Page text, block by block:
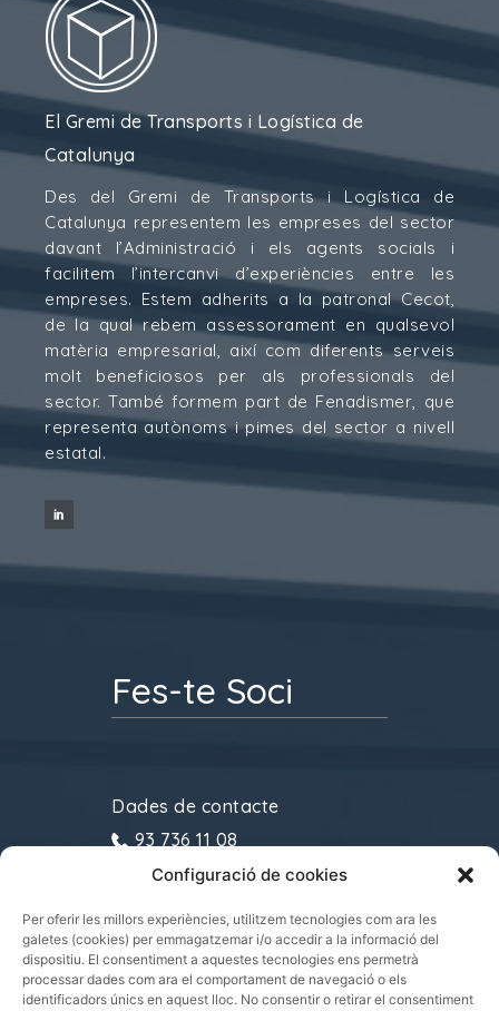
Configuració de cookies
Per oferir les millors experiències, utilitzem tecnologies com ara les
galetes (cookies) per emmagatzemar i/o accedir a la informació del
dispositiu. El consentiment a aquestes tecnologies ens permetrà
processar dades com ara el comportament de navegació o els
identificadors únics en aquest lloc. No consentir o retirar el consentiment
El Gremi de Transports i Logística de
Catalunya
Des del Gremi de Transports i Logística de
Catalunya representem les empreses del sector
davant l’Administració i els agents socials i
facilitem l’intercanvi d’experiències entre les
empreses. Estem adherits a la patronal Cecot,
de la qual rebem assessorament en qualsevol
matèria empresarial, així com diferents serveis
molt beneficiosos per als professionals del
sector. També formem part de Fenadismer, que
representa autònoms i pimes del sector a nivell
estatal.
Fes-te Soci
Dades de contacte
93 736 11 08
gremitransports@cecot.org
C/ Sant Pau, 6. 08221
Terrassa